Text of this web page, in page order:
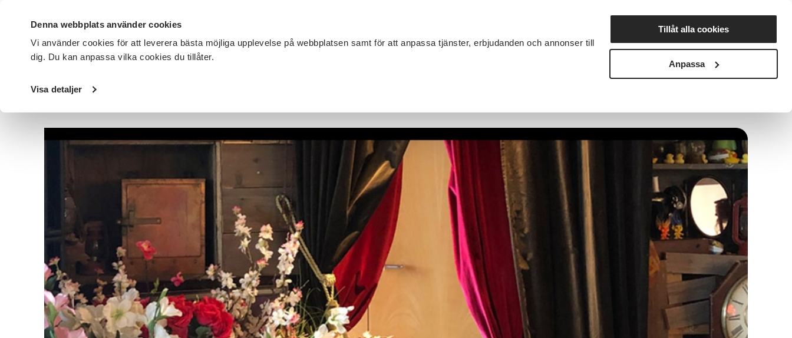
Denna webbplats använder cookies
Vi använder cookies för att leverera bästa möjliga upplevelse på webbplatsen samt för att anpassa tjänster, erbjudanden och annonser till
dig. Du kan anpassa vilka cookies du tillåter.
Visa detaljer
Tillåt alla cookies
Anpassa
DET HÄR GÖR VI FÖR DIG SOM SÖK KURSER OCH EVENEMANG Nyheter Avdelningar
Startsida / Avdelningar